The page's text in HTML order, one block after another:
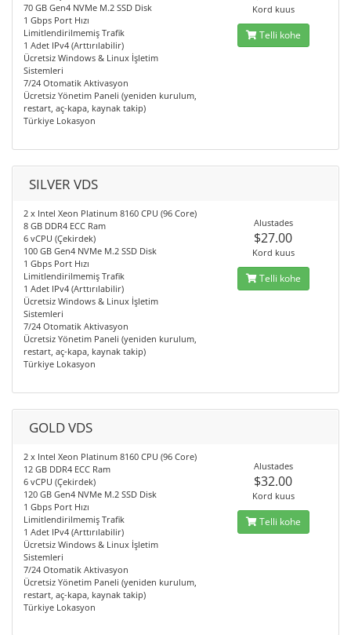
70 GB Gen4 NVMe M.2 SSD Disk
1 Gbps Port Hızı
Limitlendirilmemiş Trafik
1 Adet IPv4 (Arttırılabilir)
Ücretsiz Windows & Linux İşletim
Sistemleri
7/24 Otomatik Aktivasyon
Ücretsiz Yönetim Paneli (yeniden kurulum,
restart, aç-kapa, kaynak takip)
Türkiye Lokasyon
Kord kuus
Telli kohe
SILVER VDS
2 x Intel Xeon Platinum 8160 CPU (96 Core)
8 GB DDR4 ECC Ram
6 vCPU (Çekirdek)
100 GB Gen4 NVMe M.2 SSD Disk
1 Gbps Port Hızı
Limitlendirilmemiş Trafik
1 Adet IPv4 (Arttırılabilir)
Ücretsiz Windows & Linux İşletim
Sistemleri
7/24 Otomatik Aktivasyon
Ücretsiz Yönetim Paneli (yeniden kurulum,
restart, aç-kapa, kaynak takip)
Türkiye Lokasyon
Alustades
$27.00
Kord kuus
Telli kohe
GOLD VDS
2 x Intel Xeon Platinum 8160 CPU (96 Core)
12 GB DDR4 ECC Ram
6 vCPU (Çekirdek)
120 GB Gen4 NVMe M.2 SSD Disk
1 Gbps Port Hızı
Limitlendirilmemiş Trafik
1 Adet IPv4 (Arttırılabilir)
Ücretsiz Windows & Linux İşletim
Sistemleri
7/24 Otomatik Aktivasyon
Ücretsiz Yönetim Paneli (yeniden kurulum,
restart, aç-kapa, kaynak takip)
Türkiye Lokasyon
Alustades
$32.00
Kord kuus
Telli kohe